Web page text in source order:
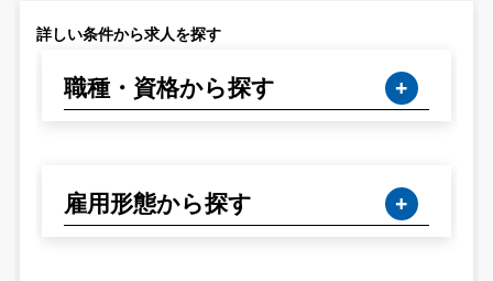
詳しい条件から求人を探す
職種・資格から探す
雇用形態から探す